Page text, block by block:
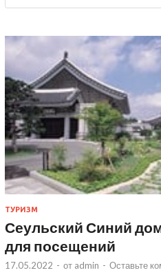
ТУРИЗМ
Сеульский Синий
для посещений
17.05.2022 - от admin - Оставьте